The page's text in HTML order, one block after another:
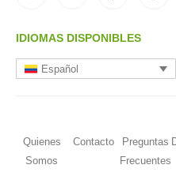
IDIOMAS DISPONIBLES
Español
Quienes
Somos
Contacto
Preguntas
Frecuentes